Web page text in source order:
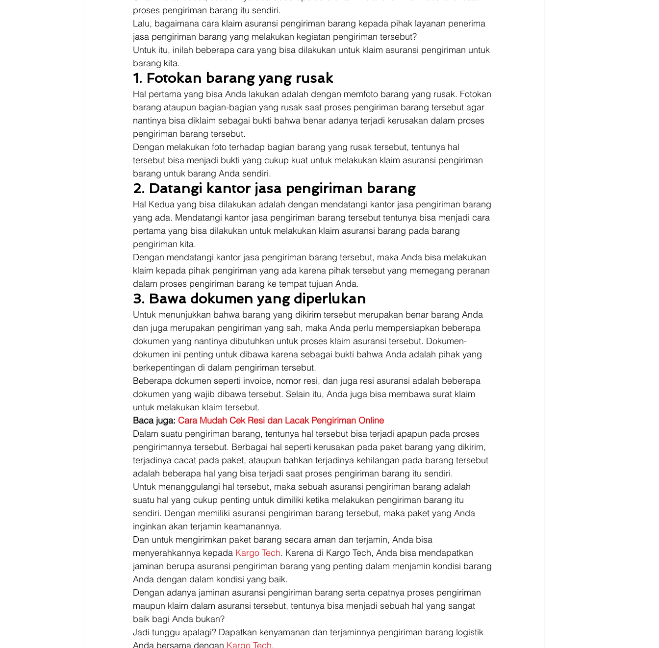
proses pengiriman barang itu sendiri.
Lalu, bagaimana cara klaim asuransi pengiriman barang kepada pihak layanan penerima
jasa pengiriman barang yang melakukan kegiatan pengiriman tersebut?
Untuk itu, inilah beberapa cara yang bisa dilakukan untuk klaim asuransi pengiriman untuk
barang kita.
1. Fotokan barang yang rusak
Hal pertama yang bisa Anda lakukan adalah dengan memfoto barang yang rusak. Fotokan
barang ataupun bagian-bagian yang rusak saat proses pengiriman barang tersebut agar
nantinya bisa diklaim sebagai bukti bahwa benar adanya terjadi kerusakan dalam proses
pengiriman barang tersebut.
Dengan melakukan foto terhadap bagian barang yang rusak tersebut, tentunya hal
tersebut bisa menjadi bukti yang cukup kuat untuk melakukan klaim asuransi pengiriman
barang untuk barang Anda sendiri.
2. Datangi kantor jasa pengiriman barang
Hal Kedua yang bisa dilakukan adalah dengan mendatangi kantor jasa pengiriman barang
yang ada. Mendatangi kantor jasa pengiriman barang tersebut tentunya bisa menjadi cara
pertama yang bisa dilakukan untuk melakukan klaim asuransi barang pada barang
pengiriman kita.
Dengan mendatangi kantor jasa pengiriman barang tersebut, maka Anda bisa melakukan
klaim kepada pihak pengiriman yang ada karena pihak tersebut yang memegang peranan
dalam proses pengiriman barang ke tempat tujuan Anda.
3. Bawa dokumen yang diperlukan
Untuk menunjukkan bahwa barang yang dikirim tersebut merupakan benar barang Anda
dan juga merupakan pengiriman yang sah, maka Anda perlu mempersiapkan beberapa
dokumen yang nantinya dibutuhkan untuk proses klaim asuransi tersebut. Dokumen-
dokumen ini penting untuk dibawa karena sebagai bukti bahwa Anda adalah pihak yang
berkepentingan di dalam pengiriman tersebut.
Beberapa dokumen seperti invoice, nomor resi, dan juga resi asuransi adalah beberapa
dokumen yang wajib dibawa tersebut. Selain itu, Anda juga bisa membawa surat klaim
untuk melakukan klaim tersebut.
Baca juga: Cara Mudah Cek Resi dan Lacak Pengiriman Online
Dalam suatu pengiriman barang, tentunya hal tersebut bisa terjadi apapun pada proses
pengirimannya tersebut. Berbagai hal seperti kerusakan pada paket barang yang dikirim,
terjadinya cacat pada paket, ataupun bahkan terjadinya kehilangan pada barang tersebut
adalah beberapa hal yang bisa terjadi saat proses pengiriman barang itu sendiri.
Untuk menanggulangi hal tersebut, maka sebuah asuransi pengiriman barang adalah
suatu hal yang cukup penting untuk dimiliki ketika melakukan pengiriman barang itu
sendiri. Dengan memiliki asuransi pengiriman barang tersebut, maka paket yang Anda
inginkan akan terjamin keamanannya.
Dan untuk mengirimkan paket barang secara aman dan terjamin, Anda bisa
menyerahkannya kepada Kargo Tech. Karena di Kargo Tech, Anda bisa mendapatkan
jaminan berupa asuransi pengiriman barang yang penting dalam menjamin kondisi barang
Anda dengan dalam kondisi yang baik.
Dengan adanya jaminan asuransi pengiriman barang serta cepatnya proses pengiriman
maupun klaim dalam asuransi tersebut, tentunya bisa menjadi sebuah hal yang sangat
baik bagi Anda bukan?
Jadi tunggu apalagi? Dapatkan kenyamanan dan terjaminnya pengiriman barang logistik
Anda bersama dengan Kargo Tech.